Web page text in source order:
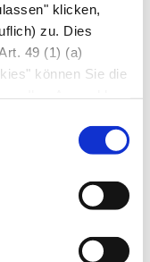
klicken,
zu. Dies
49 (1) (a)
können Sie die
Arzneimittel
von
Zwischen der
4 Stunden
(DMPS) oder
Resorption von